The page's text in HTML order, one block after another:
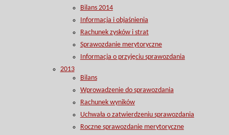
Bilans 2014
Informacja i objaśnienia
Rachunek zysków i strat
Sprawozdanie merytoryczne
Informacja o przyjęciu sprawozdania
2013
Bilans
Wprowadzenie do sprawozdania
Rachunek wyników
Uchwała o zatwierdzeniu sprawozdania
Roczne sprawozdanie merytoryczne